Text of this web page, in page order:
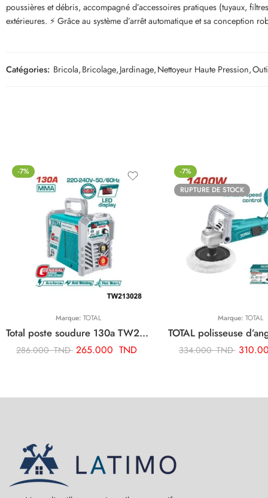
poussières et débris, accompagné d’accessoires pratiques (tuyaux,
extérieures. ⚡ Grâce au système d’arrêt automatique et sa
Catégories: Bricola,Bricolage,Jardinage,Nettoyeur Haute Pression,
-7%
Marque: TOTAL
Total poste soudure 130a TW213028
286.000TND 265.000 TND
-7%
RUPTURE DE STOCK
Marque: TOTAL
334.000TND